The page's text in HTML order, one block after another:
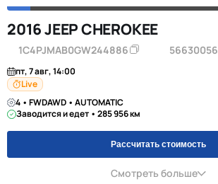
2016 JEEP CHEROKEE
1C4PJMAB0GW244886 56630056
пт, 7 авг, 14:00
Live
4 • FWDAWD • AUTOMATIC
Заводится и едет • 285 956 км
Рассчитать стоимость
Смотреть больше